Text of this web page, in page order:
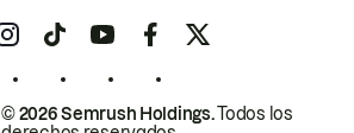
© 2026 Semrush Holdings.Todos los